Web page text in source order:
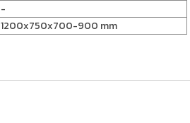
-
1200x750x700-900 mm